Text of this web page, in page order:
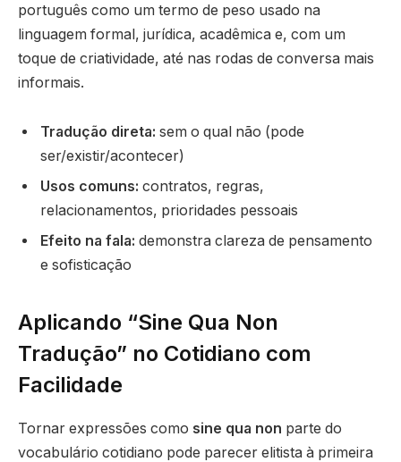
português como um termo de peso usado na
linguagem formal, jurídica, acadêmica e, com um
toque de criatividade, até nas rodas de conversa mais
informais.
Tradução direta: sem o qual não (pode
ser/existir/acontecer)
Usos comuns: contratos, regras,
relacionamentos, prioridades pessoais
Efeito na fala: demonstra clareza de pensamento
e sofisticação
Aplicando “Sine Qua Non
Tradução” no Cotidiano com
Facilidade
Tornar expressões como sine qua non parte do
vocabulário cotidiano pode parecer elitista à primeira